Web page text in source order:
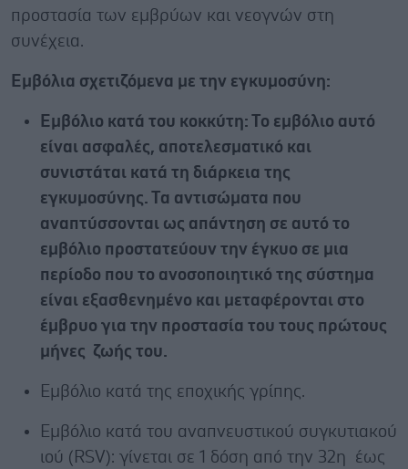
προστασία των εμβρύων και νεογνών στη
συνέχεια.
Εμβόλια σχετιζόμενα με την εγκυμοσύνη:
Εμβόλιο κατά του κοκκύτη: Το εμβόλιο αυτό
είναι ασφαλές, αποτελεσματικό και
συνιστάται κατά τη διάρκεια της
εγκυμοσύνης. Τα αντισώματα που
αναπτύσσονται ως απάντηση σε αυτό το
εμβόλιο προστατεύουν την έγκυο σε μια
περίοδο που το ανοσοποιητικό της σύστημα
είναι εξασθενημένο και μεταφέρονται στο
έμβρυο για την προστασία του τους πρώτους
μήνες ζωής του.
Εμβόλιο κατά της εποχικής γρίπης.
Εμβόλιο κατά του αναπνευστικού συγκυτιακού
ιού (RSV): γίνεται σε 1 δόση από την 32η έως